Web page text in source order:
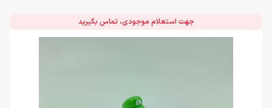
جهت استعلام موجودی، تماس بگیرید